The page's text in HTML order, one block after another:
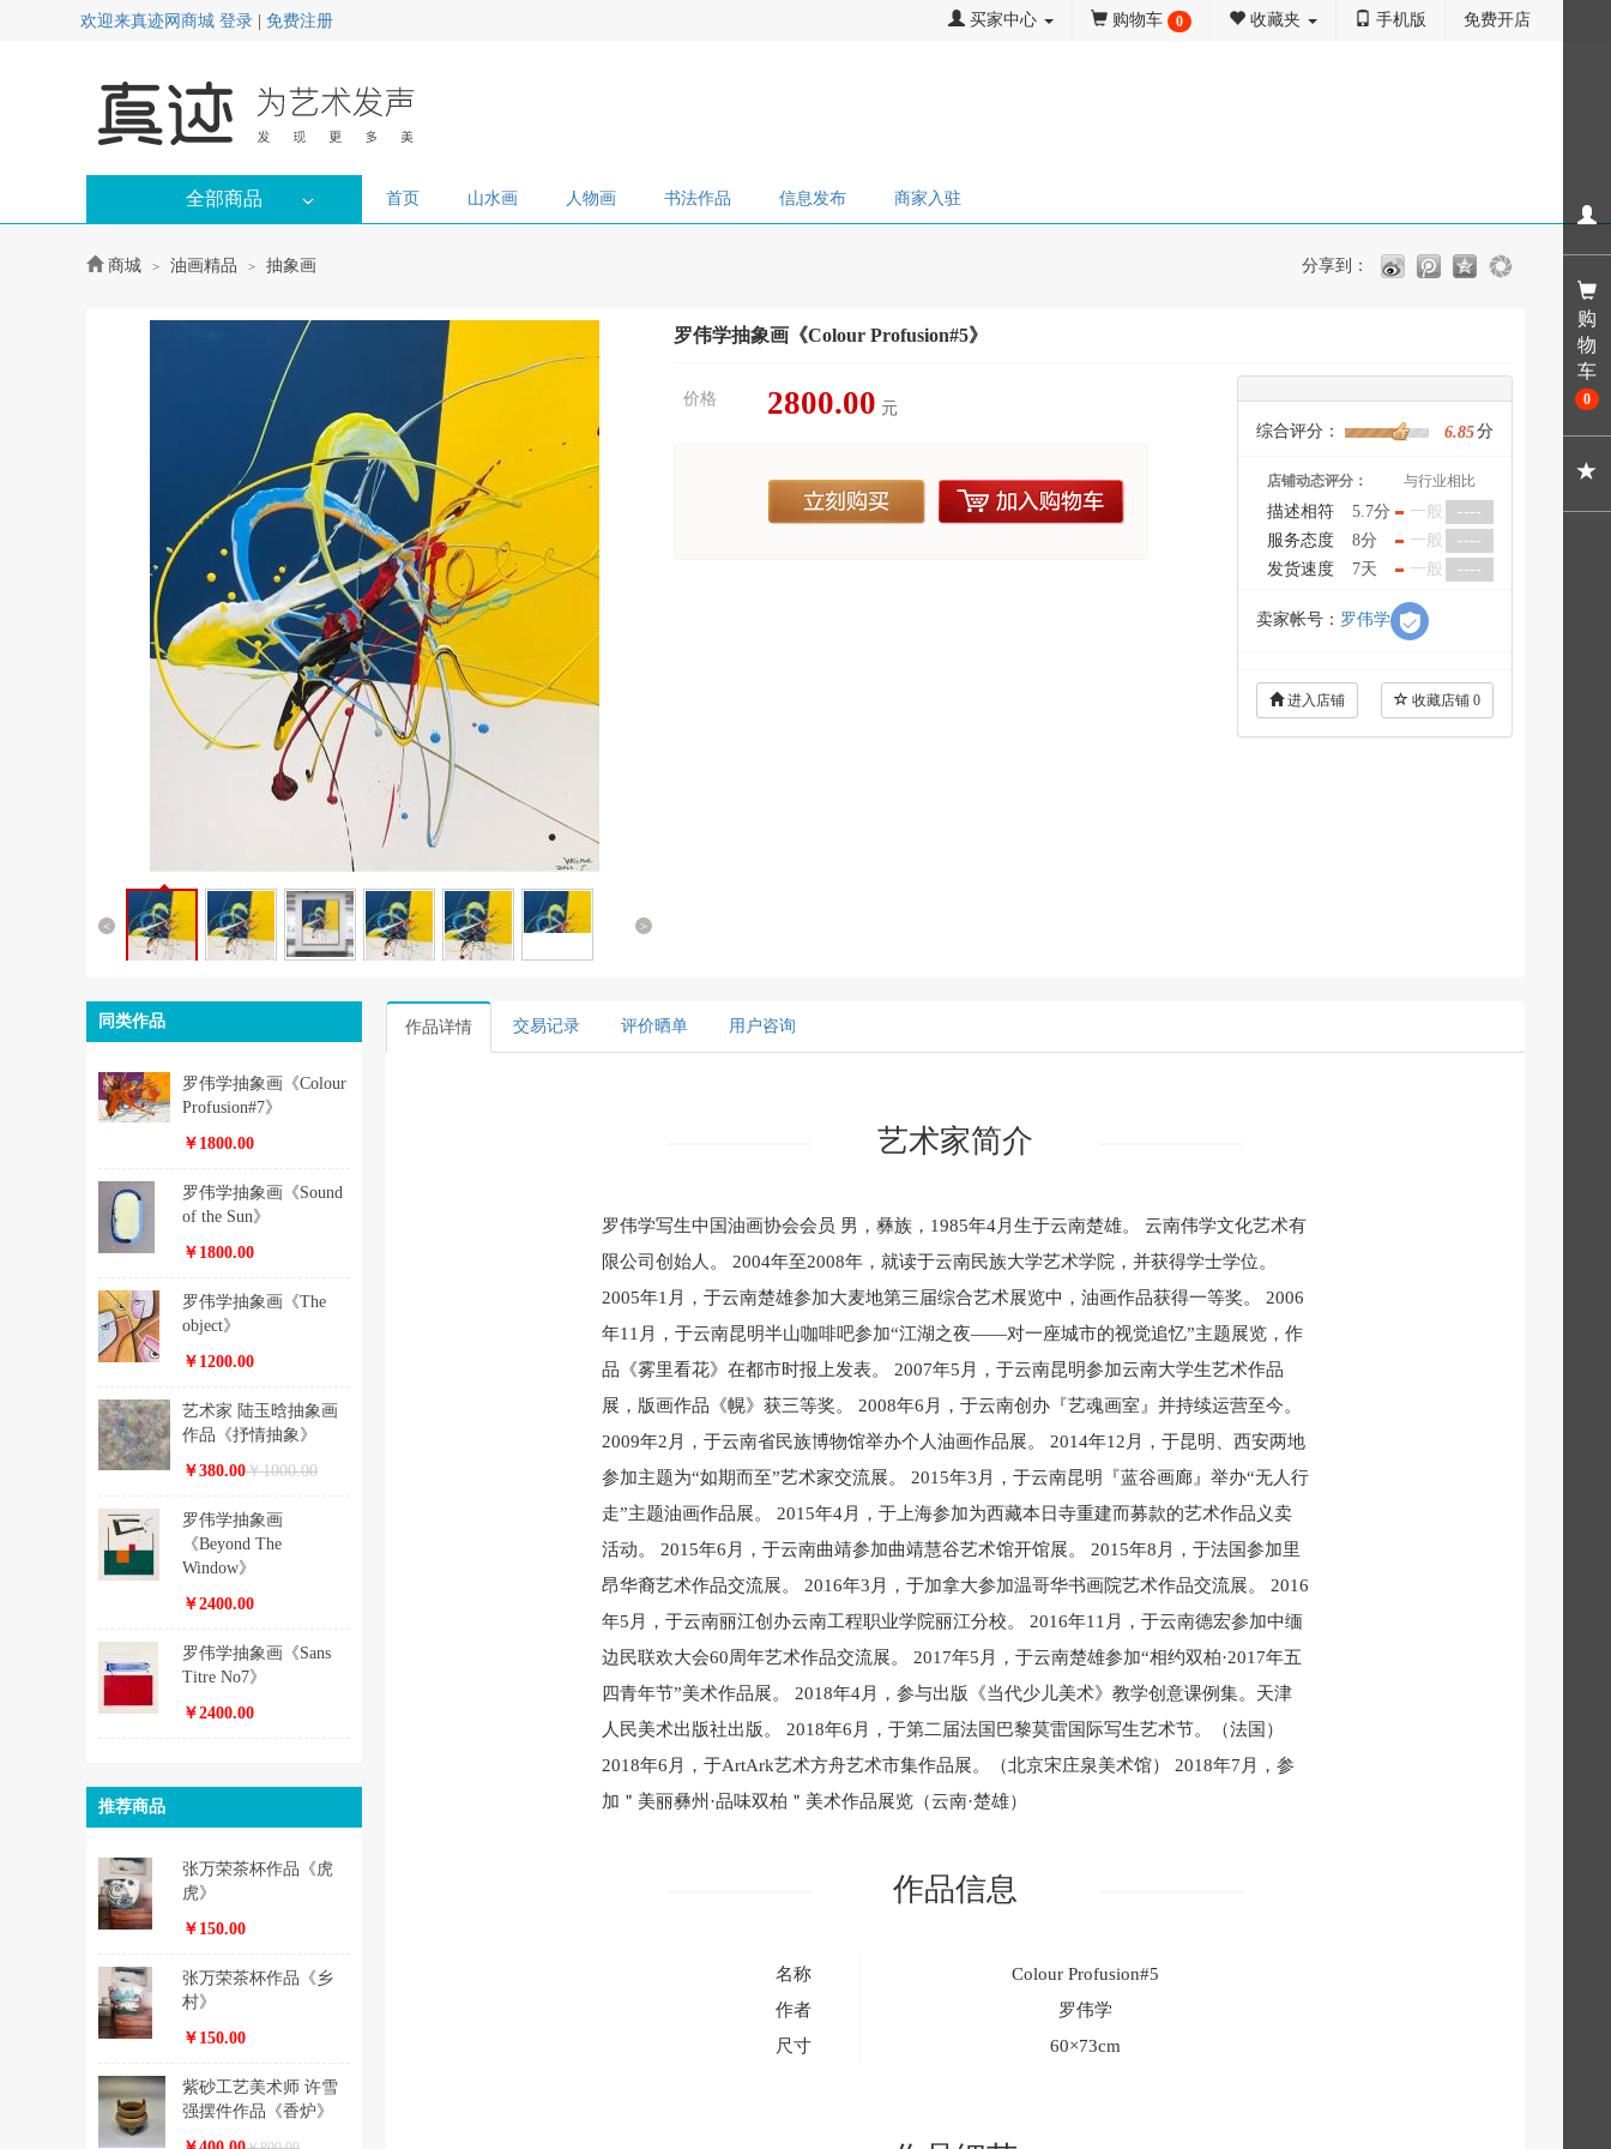
欢迎来真迹网商城 登录 免费注册 买家中心 购物车 0 收藏夹 手机版 免费开店
全部商品 首页 山水画 人物画 书法作品 信息发布 商家入驻
分享到：
商城 > 油画精品 > 抽象画
< >
罗伟学抽象画《Colour Profusion#5》
价格 2800.00 元
立刻购买 加入购物车
综合评分： 6.85分
店铺动态评分： 与行业相比
描述相符 5.7分 一般
----
服务态度
8分 一般
----
发货速度
7天 一般 ----
卖家帐号： 罗伟学
进入店铺 收藏店铺 0
同类作品
罗伟学抽象画《Colour
Profusion#7》
￥1800.00
罗伟学抽象画《Sound
of the Sun》
￥1800.00
罗伟学抽象画《The
object》
￥1200.00
艺术家 陆玉晗抽象画
作品《抒情抽象》
￥380.00￥1000.00
罗伟学抽象画
《Beyond The
Window》
￥2400.00
罗伟学抽象画《Sans
Titre No7》
￥2400.00
推荐商品
张万荣茶杯作品《虎
虎》
￥150.00
张万荣茶杯作品《乡
村》
￥150.00
紫砂工艺美术师 许雪
强摆件作品《香炉》
作品详情 交易记录 评价晒单 用户咨询
艺术家简介
罗伟学写生中国油画协会会员 男，彝族，1985年4月生于云南楚雄。 云南伟学文化艺术有
限公司创始人。 2004年至2008年，就读于云南民族大学艺术学院，并获得学士学位。
2005年1月，于云南楚雄参加大麦地第三届综合艺术展览中，油画作品获得一等奖。 2006
年11月，于云南昆明半山咖啡吧参加“江湖之夜——对一座城市的视觉追忆”主题展览，作
品《雾里看花》在都市时报上发表。 2007年5月，于云南昆明参加云南大学生艺术作品
展，版画作品《幌》获三等奖。 2008年6月，于云南创办『艺魂画室』并持续运营至今。
2009年2月，于云南省民族博物馆举办个人油画作品展。 2014年12月，于昆明、西安两地
参加主题为“如期而至”艺术家交流展。 2015年3月，于云南昆明『蓝谷画廊』举办“无人行
走”主题油画作品展。 2015年4月，于上海参加为西藏本日寺重建而募款的艺术作品义卖
活动。 2015年6月，于云南曲靖参加曲靖慧谷艺术馆开馆展。 2015年8月，于法国参加里
昂华裔艺术作品交流展。 2016年3月，于加拿大参加温哥华书画院艺术作品交流展。 2016
年5月，于云南丽江创办云南工程职业学院丽江分校。 2016年11月，于云南德宏参加中缅
边民联欢大会60周年艺术作品交流展。 2017年5月，于云南楚雄参加“相约双柏·2017年五
四青年节”美术作品展。 2018年4月，参与出版《当代少儿美术》教学创意课例集。天津
人民美术出版社出版。 2018年6月，于第二届法国巴黎莫雷国际写生艺术节。（法国）
2018年6月，于ArtArk艺术方舟艺术市集作品展。（北京宋庄泉美术馆） 2018年7月，参
加＂美丽彝州·品味双柏＂美术作品展览（云南·楚雄）
作品信息
名称
Colour Profusion#5
作者
罗伟学
尺寸
60×73cm
购
物
车
0